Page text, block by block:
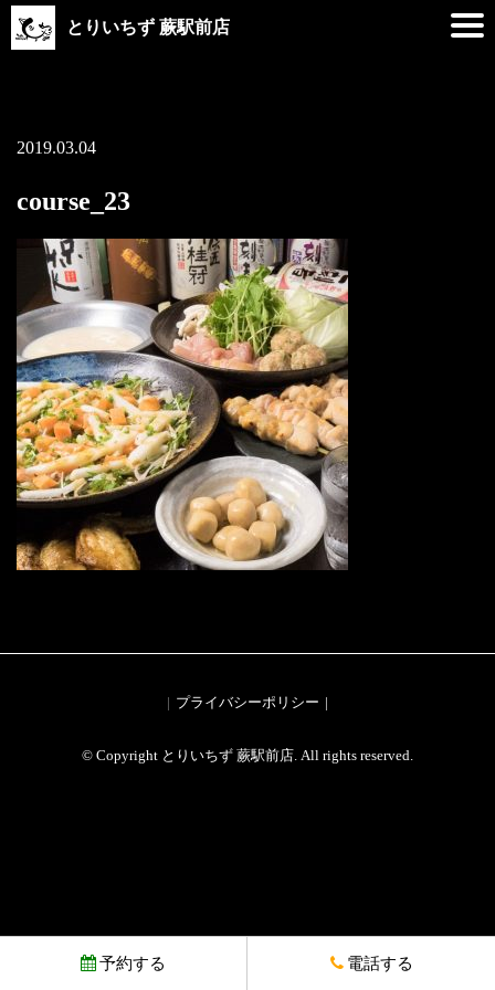
とりいちず 蕨駅前店
2019.03.04
course_23
プライバシーポリシー
© Copyright とりいちず 蕨駅前店. All rights reserved.
予約する 電話する